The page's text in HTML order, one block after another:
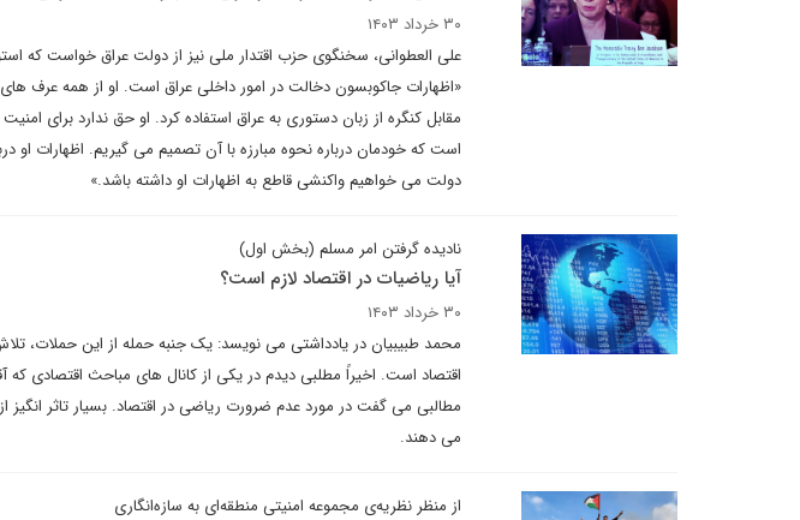
۳۰ خرداد ۱۴۰۳
علی العطوانی، سخنگوی حزب اقتدار ملی نیز از دولت عراق خواست که
«اظهارات جاکوبسون دخالت در امور داخلی عراق است. او از همه عرف
مقابل کنگره از زبان دستوری به عراق استفاده کرد. او حق ندارد برای
است که خودمان درباره نحوه مبارزه با آن تصمیم می گیریم. اظهارات او
دولت می خواهیم واکنشی قاطع به اظهارات او داشته باشد.»
نادیده گرفتن امر مسلم (بخش اول)
آیا ریاضیات در اقتصاد لازم است؟
۳۰ خرداد ۱۴۰۳
محمد طبیبیان در یادداشتی می نویسد: یک جنبه حمله از این حملات،
اقتصاد است. اخیراً مطلبی دیدم در یکی از کانال های مباحث اقتصادی
مطالبی می گفت در مورد عدم ضرورت ریاضی در اقتصاد. بسیار تاثر انگیز
می دهند.
از منظر نظریه‌ی مجموعه امنیتی منطقه‌ای به سازه‌انگاری